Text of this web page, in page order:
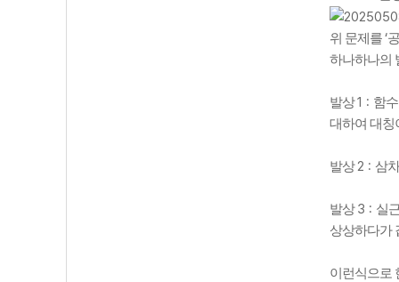
위 문제를‘
하나하나의
발상1 : 함
대하여 대칭
발상2 : 삼
발상3 : 실
상상하다가
이런식으로